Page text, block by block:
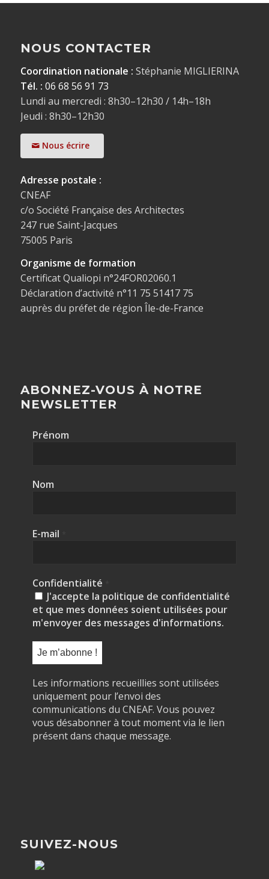
NOUS CONTACTER
Coordination nationale : Stéphanie MIGLIERINA
Tél. : 06 68 56 91 73
Lundi au mercredi : 8h30–12h30 / 14h–18h
Jeudi : 8h30–12h30
Nous écrire
Adresse postale :
CNEAF
c/o Société Française des Architectes
247 rue Saint-Jacques
75005 Paris
Organisme de formation
Certificat Qualiopi n°24FOR02060.1
Déclaration d’activité n°11 75 51417 75
auprès du préfet de région Île-de-France
ABONNEZ-VOUS À NOTRE
NEWSLETTER
Prénom
Nom
E-mail
Confidentialité
J'accepte la politique de confidentialité
et que mes données soient utilisées pour
m'envoyer des messages d'informations.
Les informations recueillies sont utilisées
uniquement pour l’envoi des
communications du CNEAF. Vous pouvez
vous désabonner à tout moment via le lien
présent dans chaque message.
SUIVEZ-NOUS